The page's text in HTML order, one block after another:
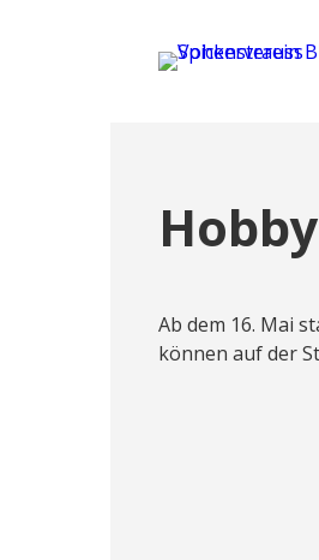
Ab dem 16. Mai
können auf der